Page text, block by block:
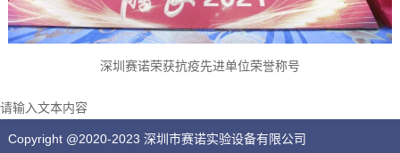
深圳赛诺荣获抗疫先进单位荣誉称号
请输入文本内容
Copyright @2020-2023 深圳市赛诺实验设备有限公司